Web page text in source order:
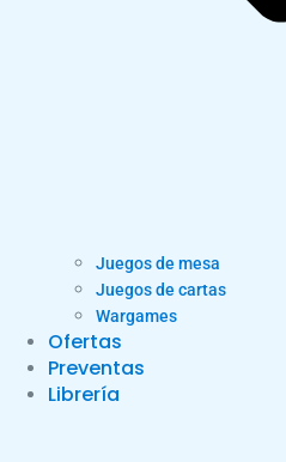
Juegos de mesa
Juegos de cartas
Wargames
Ofertas
Preventas
Librería